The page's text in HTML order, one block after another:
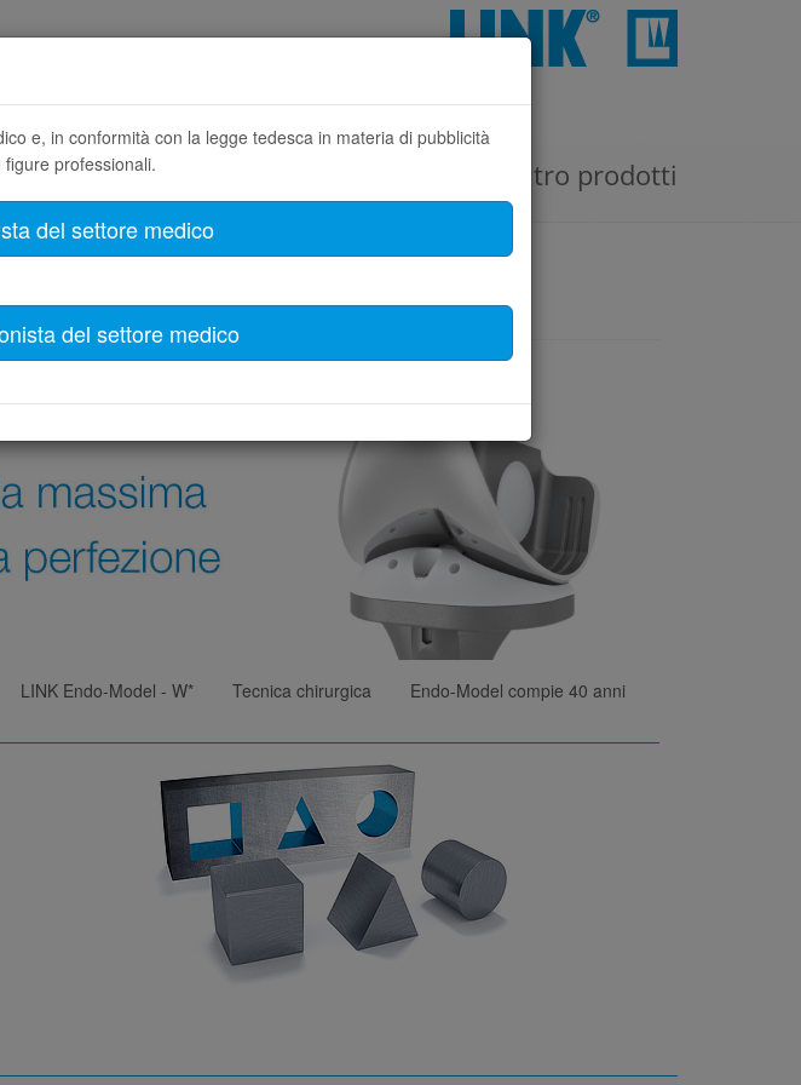
Filtro prodotti
LINK Endo-Model - W* Tecnica chirurgica
Endo-Model compie 40 anni
e, in conformità con la legge tedesca in materia di pubblicità
professionali.
del settore medico
del settore medico